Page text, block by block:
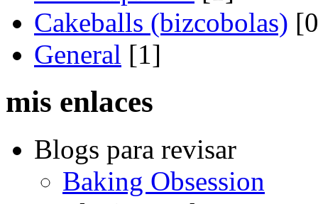
Cakeballs (bizcobolas)
General [1]
mis enlaces
Blogs para revisar
Baking Obsession